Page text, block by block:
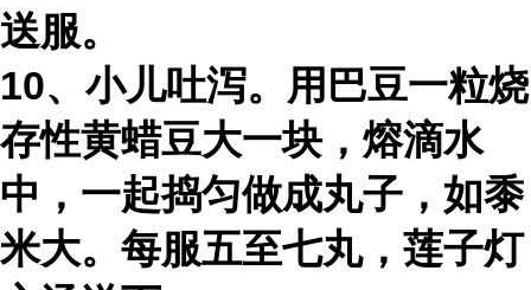
送服。
10、小儿吐泻。用巴豆一粒烧
存性黄蜡豆大一块，熔滴水
中，一起捣匀做成丸子，如黍
米大。每服五至七丸，莲子灯